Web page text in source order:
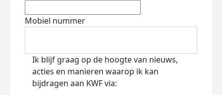
Mobiel nummer
Ik blijf graag op de hoogte van nieuws,
acties en manieren waarop ik kan
bijdragen aan KWF via: